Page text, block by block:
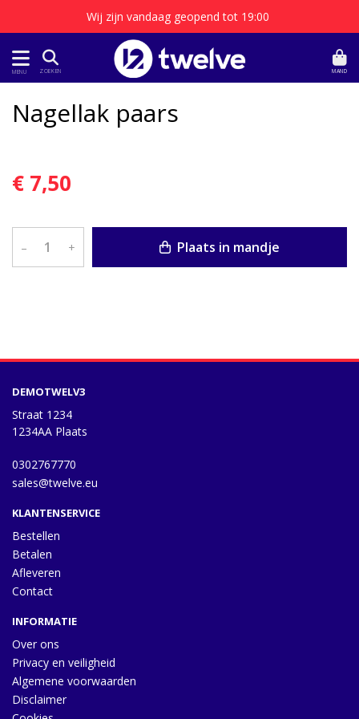
Wij zijn vandaag geopend tot 19:00
MENU ZOEKEN MAND
Nagellak paars
€ 7,50
– + Plaats in mandje
DEMOTWELV3
Straat 1234
1234AA Plaats
0302767770
sales@twelve.eu
KLANTENSERVICE
Bestellen
Betalen
Afleveren
Contact
INFORMATIE
Over ons
Privacy en veiligheid
Algemene voorwaarden
Disclaimer